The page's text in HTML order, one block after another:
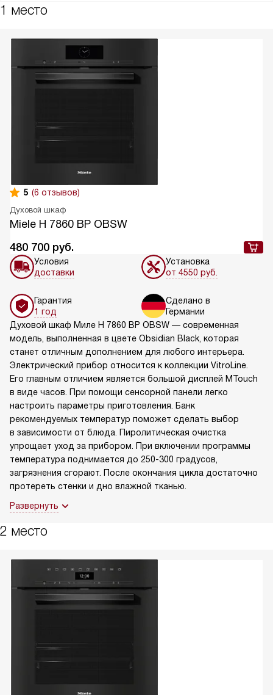
1 место
5 (6 отзывов)
Духовой шкаф
Miele H 7860 BP OBSW
480 700 руб.
Условия
доставки
Установка
от 4550 руб.
Гарантия
1 год
Сделано в
Германии
Духовой шкаф Mиле H 7860 BP OBSW — современная
модель, выполненная в цвете Obsidian Black, которая
станет отличным дополнением для любого интерьера.
Электрический прибор относится к коллекции VitroLine.
Его главным отличием является большой дисплей MTouch
в виде часов. При помощи сенсорной панели легко
настроить параметры приготовления. Банк
рекомендуемых температур поможет сделать выбор
в зависимости от блюда. Пиролитическая очистка
упрощает уход за прибором. При включении программы
температура поднимается до 250-300 градусов,
загрязнения сгорают. После окончания цикла достаточно
протереть стенки и дно влажной тканью.
Развернуть
2 место